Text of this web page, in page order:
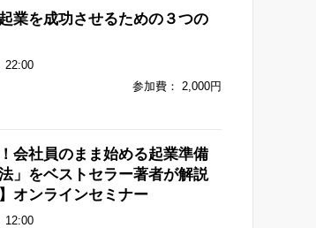
業を成功させるための３つの
22:00
参加費： 2,000円
会社員のまま始める起業準備
」をベストセラー著者が解説
オンラインセミナー
12:00